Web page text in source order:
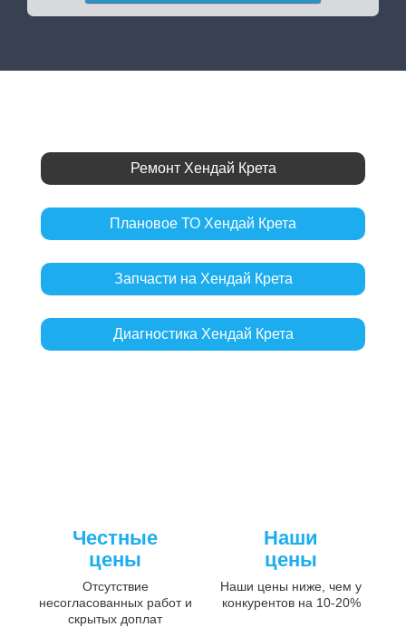
Ремонт Хендай Крета
Плановое ТО Хендай Крета
Запчасти на Хендай Крета
Диагностика Хендай Крета
Честные
цены
Отсутствие
несогласованных работ и
скрытых доплат
Наши
цены
Наши цены ниже, чем у
конкурентов на 10-20%